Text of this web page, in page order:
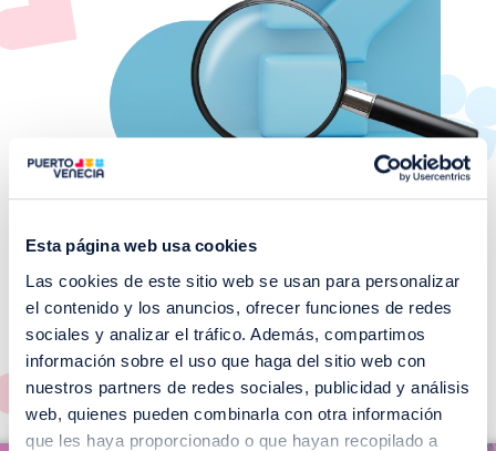
Esta página web usa cookies
Las cookies de este sitio web se usan para personalizar
el contenido y los anuncios, ofrecer funciones de redes
sociales y analizar el tráfico. Además, compartimos
información sobre el uso que haga del sitio web con
nuestros partners de redes sociales, publicidad y análisis
web, quienes pueden combinarla con otra información
que les haya proporcionado o que hayan recopilado a
¡No te pierdas nuestros
EVENTOS!
Ver todos >